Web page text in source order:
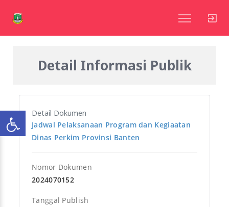
Detail Informasi Publik
Detail Dokumen
Jadwal Pelaksanaan Program dan Kegiaatan
Dinas Perkim Provinsi Banten
Nomor Dokumen
2024070152
Tanggal Publish